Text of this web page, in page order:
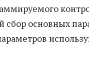
сбор основных